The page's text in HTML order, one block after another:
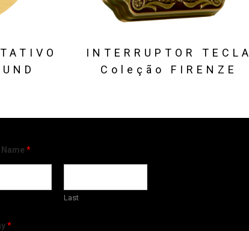
INTERRUPTOR TECLA
Coleção FIRENZE
*
Last
*